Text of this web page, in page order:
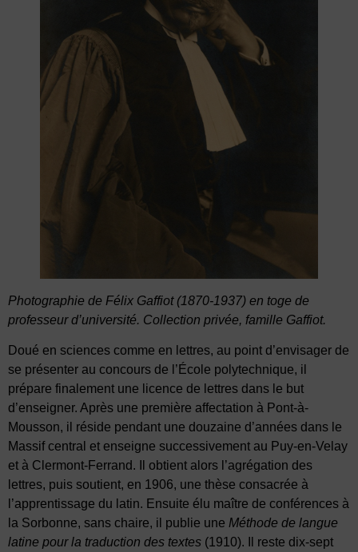
Photographie de Félix Gaffiot (1870-1937) en toge de
professeur d’université. Collection privée, famille Gaffiot.
Doué en sciences comme en lettres, au point d’envisager de
se présenter au concours de l’École polytechnique, il
prépare finalement une licence de lettres dans le but
d’enseigner. Après une première affectation à Pont-à-
Mousson, il réside pendant une douzaine d’années dans le
Massif central et enseigne successivement au Puy-en-Velay
et à Clermont-Ferrand. Il obtient alors l’agrégation des
lettres, puis soutient, en 1906, une thèse consacrée à
l’apprentissage du latin. Ensuite élu maître de conférences à
la Sorbonne, sans chaire, il publie une Méthode de langue
latine pour la traduction des textes (1910). Il reste dix-sept